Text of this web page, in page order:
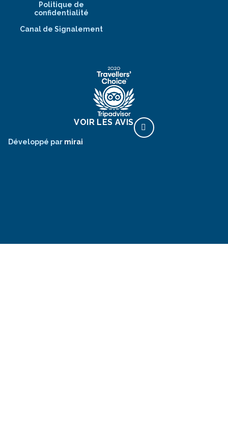
Politique de
confidentialité
Canal de Signalement
VOIR LES AVIS
Développé par mirai